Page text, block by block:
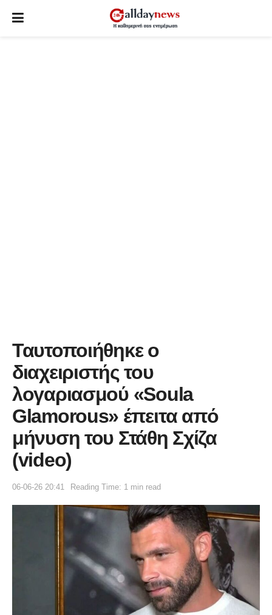
Ταυτοποιήθηκε ο
διαχειριστής του
λογαριασμού «Soula
Glamorous» έπειτα από
μήνυση του Στάθη Σχίζα
(video)
06-06-26 20:41 Reading Time: 1 min read